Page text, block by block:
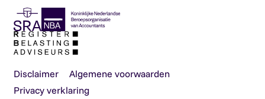
Disclaimer
Algemene voorwaarden
Privacy verklaring